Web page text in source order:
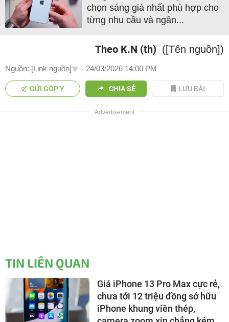
chọn sáng giá nhất phù hợp cho
từng nhu cầu và ngân...
Theo K.N (th) ([Tên nguồn])
Nguồn: [Link nguồn] - 24/03/2026 14:00 PM
GỬI GÓP Ý CHIA SẺ LƯU BÀI
TIN LIÊN QUAN
Giá iPhone 13 Pro Max cực rẻ,
chưa tới 12 triệu đồng sở hữu
iPhone khung viền thép,